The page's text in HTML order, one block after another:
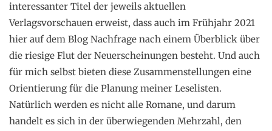
interessanter Titel der jeweils aktuellen
Verlagsvorschauen erweist, dass auch im Frühjahr 2021
hier auf dem Blog Nachfrage nach einem Überblick über
die riesige Flut der Neuerscheinungen besteht. Und auch
für mich selbst bieten diese Zusammenstellungen eine
Orientierung für die Planung meiner Leselisten.
Natürlich werden es nicht alle Romane, und darum
handelt es sich in der überwiegenden Mehrzahl, den